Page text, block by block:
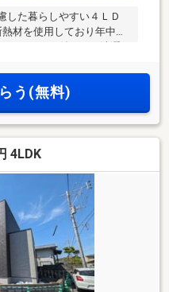
した暮らしやすい４ＬＤ
材を使用しており年中快
部屋を広くお使いいただ
ースとしてリビング横の
う(無料)
4LDK